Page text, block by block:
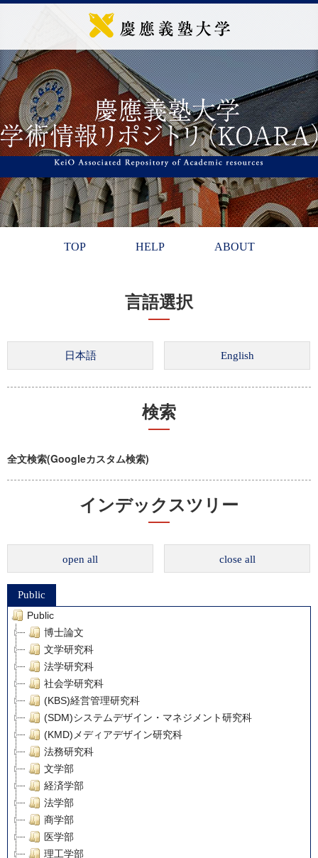
TOP HELP ABOUT
言語選択
検索
全文検索(Googleカスタム検索)
インデックスツリー
open all close all
Public
Public
博士論文
文学研究科
法学研究科
社会学研究科
(KBS)経営管理研究科
(SDM)システムデザイン・マネジメント研究科
(KMD)メディアデザイン研究科
法務研究科
文学部
経済学部
法学部
商学部
医学部
理工学部